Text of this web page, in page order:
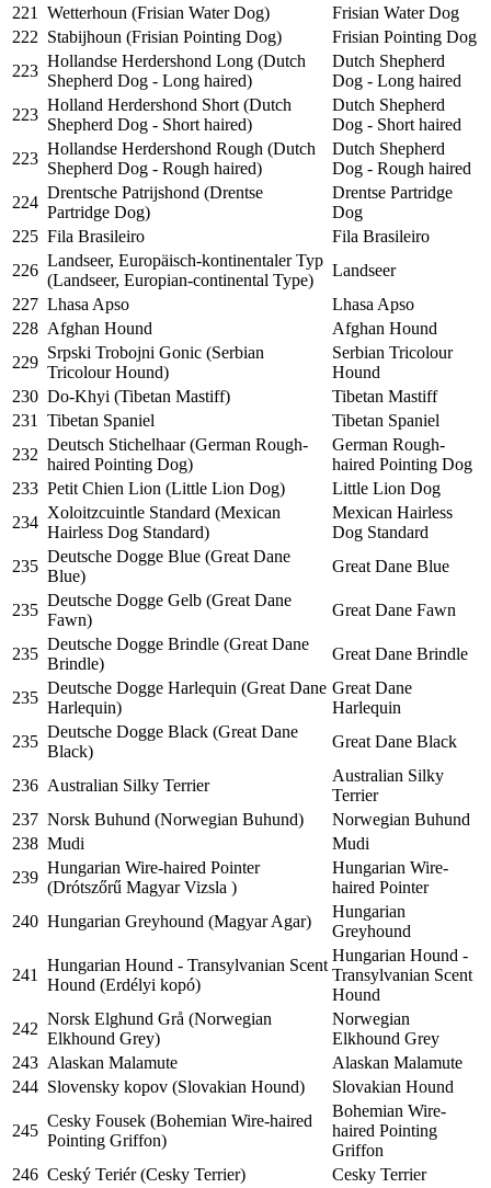
221
Wetterhoun (Frisian Water Dog)
Frisian Water Dog
222 Stabijhoun (Frisian Pointing Dog)
Frisian Pointing Dog
223
Hollandse Herdershond Long (Dutch
Shepherd Dog - Long haired)
Dutch Shepherd
Dog - Long haired
223
Holland Herdershond Short (Dutch
Shepherd Dog - Short haired)
Dutch Shepherd
Dog - Short haired
223
Hollandse Herdershond Rough (Dutch
Shepherd Dog - Rough haired)
Dutch Shepherd
Dog - Rough haired
224
Drentsche Patrijshond (Drentse
Partridge Dog)
Drentse Partridge
Dog
225 Fila Brasileiro
Fila Brasileiro
226
Landseer, Europäisch-kontinentaler Typ
(Landseer, Europian-continental Type)
Landseer
227 Lhasa Apso
Lhasa Apso
228 Afghan Hound
Afghan Hound
229
Srpski Trobojni Gonic (Serbian
Tricolour Hound)
Serbian Tricolour
Hound
230 Do-Khyi (Tibetan Mastiff)
Tibetan Mastiff
231
Tibetan Spaniel
Tibetan Spaniel
232
Deutsch Stichelhaar (German Rough-
haired Pointing Dog)
German Rough-
haired Pointing Dog
233 Petit Chien Lion (Little Lion Dog)
Little Lion Dog
234
Xoloitzcuintle Standard (Mexican
Hairless Dog Standard)
Mexican Hairless
Dog Standard
235
Deutsche Dogge Blue (Great Dane
Blue)
Great Dane Blue
235
Deutsche Dogge Gelb (Great Dane
Fawn)
Great Dane Fawn
235
Deutsche Dogge Brindle (Great Dane
Brindle)
Great Dane Brindle
235
Deutsche Dogge Harlequin (Great Dane
Harlequin)
Great Dane
Harlequin
235
Deutsche Dogge Black (Great Dane
Black)
Great Dane Black
236 Australian Silky Terrier
Australian Silky
Terrier
237 Norsk Buhund (Norwegian Buhund)
Norwegian Buhund
238 Mudi
Mudi
239
Hungarian Wire-haired Pointer
(Drótszőrű Magyar Vizsla )
Hungarian Wire-
haired Pointer
240 Hungarian Greyhound (Magyar Agar)
Hungarian
Greyhound
241
Hungarian Hound - Transylvanian Scent
Hound (Erdélyi kopó)
Hungarian Hound -
Transylvanian Scent
Hound
242
Norsk Elghund Grå (Norwegian
Elkhound Grey)
Norwegian
Elkhound Grey
243 Alaskan Malamute
Alaskan Malamute
244 Slovensky kopov (Slovakian Hound) Slovakian Hound
245
Cesky Fousek (Bohemian Wire-haired
Pointing Griffon)
Bohemian Wire-
haired Pointing
Griffon
246 Ceský Teriér (Cesky Terrier)
Cesky Terrier